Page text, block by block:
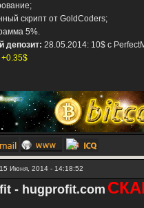
скрипт от GoldCoders;
5%.
депозит: 28.05.2014: 10$ с
+0.35$
Июня, 2014 - 14:18:52
- hugprofit.com